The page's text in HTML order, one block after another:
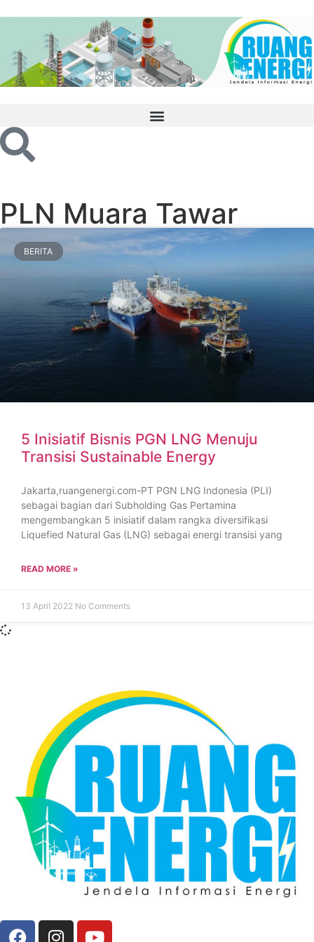
PLN Muara Tawar
BERITA
5 Inisiatif Bisnis PGN LNG Menuju
Transisi Sustainable Energy
Jakarta,ruangenergi.com-PT PGN LNG Indonesia (PLI)
sebagai bagian dari Subholding Gas Pertamina
mengembangkan 5 inisiatif dalam rangka diversifikasi
Liquefied Natural Gas (LNG) sebagai energi transisi yang
READ MORE »
13 April 2022 No Comments